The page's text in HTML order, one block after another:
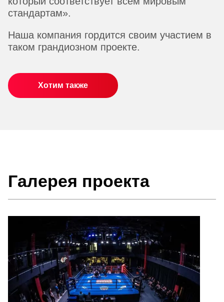
стандартам».
Наша компания гордится своим участием в
таком грандиозном проекте.
Хотим также
Галерея проекта